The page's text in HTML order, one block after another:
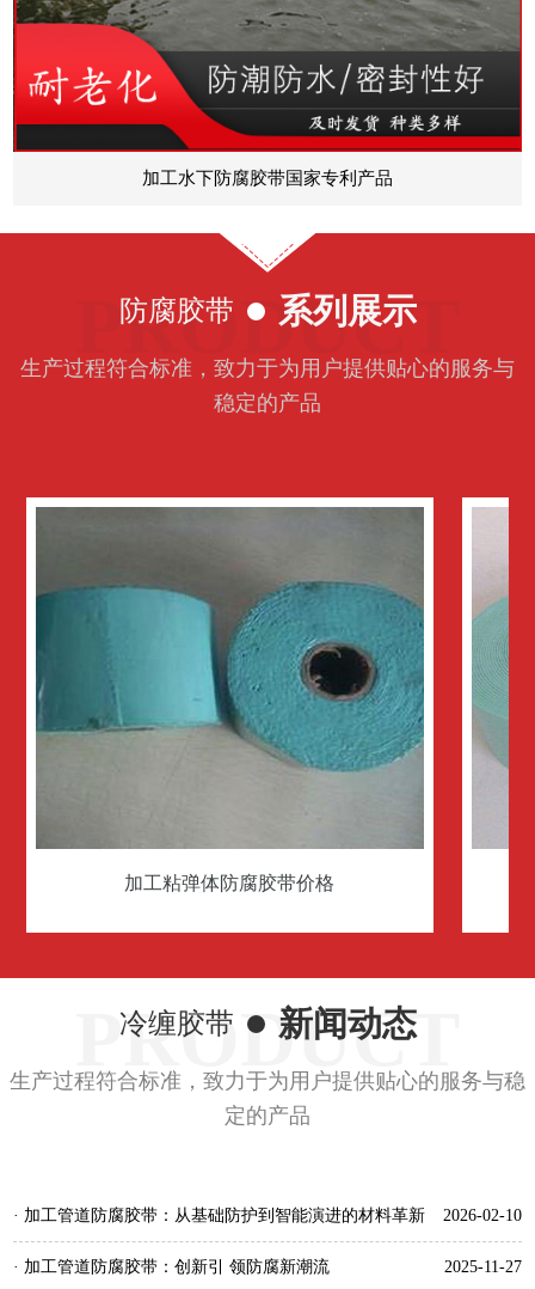
加工水下防腐胶带国家专利产品
PRODUCT
防腐胶带 系列展示
生产过程符合标准，致力于为用户提供贴心的服务与
稳定的产品
加工粘弹体防腐胶带
PRODUCT
冷缠胶带 新闻动态
生产过程符合标准，致力于为用户提供贴心的服务与稳
定的产品
2026-02-10
· 加工管道防腐胶带：从基础防护到智能演进的材料革新
2025-11-27
· 加工管道防腐胶带：创新引 领防腐新潮流